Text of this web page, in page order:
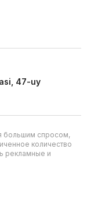
47-uy
большим спросом,
количество
рекламные и